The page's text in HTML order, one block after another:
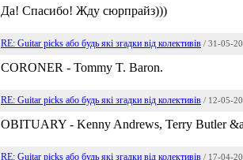
Да! Спасибо! Жду сюрпрайз)))
RE: Guitar picks або будь які згадки від колективів / 31-05-
CORONER - Tommy T. Baron.
RE: Guitar picks або будь які згадки від колективів / 12-05-
OBITUARY - Kenny Andrews, Terry Butler
RE: Guitar picks або будь які згадки від колективів / 17-04-